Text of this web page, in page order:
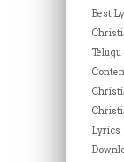
Best
Telugu
Lyrics